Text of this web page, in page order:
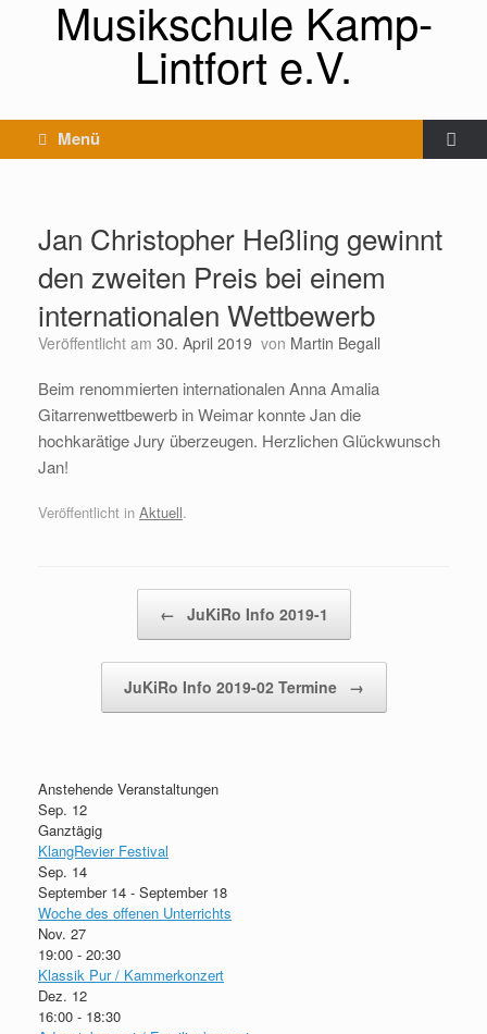
Musikschule Kamp-
Lintfort e.V.
Menü
Jan Christopher Heßling gewinnt
den zweiten Preis bei einem
internationalen Wettbewerb
Veröffentlicht am 30. April 2019 von Martin Begall
Beim renommierten internationalen Anna Amalia
Gitarrenwettbewerb in Weimar konnte Jan die
hochkarätige Jury überzeugen. Herzlichen Glückwunsch
Jan!
Veröffentlicht in Aktuell.
← JuKiRo Info 2019-1
JuKiRo Info 2019-02 Termine →
Anstehende Veranstaltungen
Sep. 12
Ganztägig
KlangRevier Festival
Sep. 14
September 14 - September 18
Woche des offenen Unterrichts
Nov. 27
19:00 - 20:30
Klassik Pur / Kammerkonzert
Dez. 12
16:00 - 18:30